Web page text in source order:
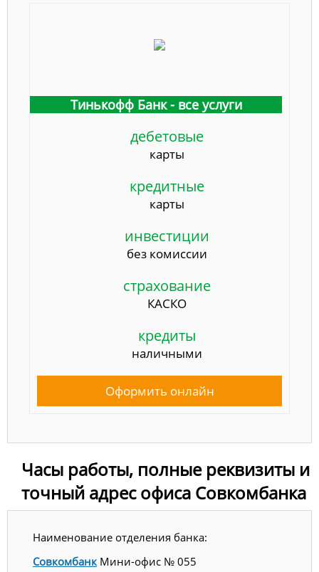
Тинькофф Банк - все услуги
дебетовые
карты
кредитные
карты
инвестиции
без комиссии
страхование
КАСКО
кредиты
наличными
Оформить онлайн
Часы работы, полные реквизиты и
точный адрес офиса Совкомбанка
Наименование отделения банка:
СовкомбанкМини-офис № 055